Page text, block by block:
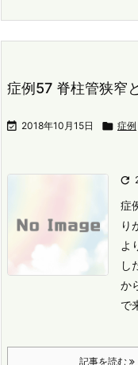
症例57 脊柱管狭窄
 2018年10月15日  症例

症
り
よ
し
か
で
記事を読む